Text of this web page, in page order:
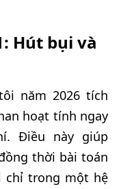
Hút bụi và
năm 2026 tích
hoạt tính ngay
Điều này giúp
thời bài toán
chỉ trong một hệ